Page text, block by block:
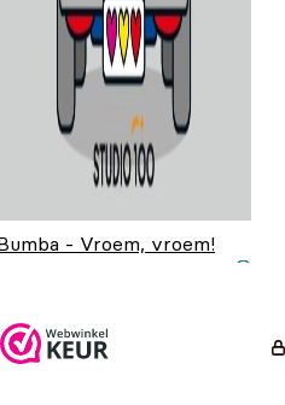
- Vroem, vroem!